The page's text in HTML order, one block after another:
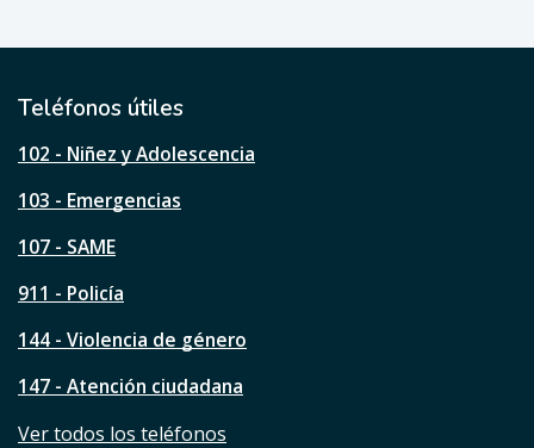
t
l
s
a
á
i
a
Teléfonos útiles
102 - Niñez y Adolescencia
103 - Emergencias
107 - SAME
911 - Policía
144 - Violencia de género
147 - Atención ciudadana
Ver todos los teléfonos